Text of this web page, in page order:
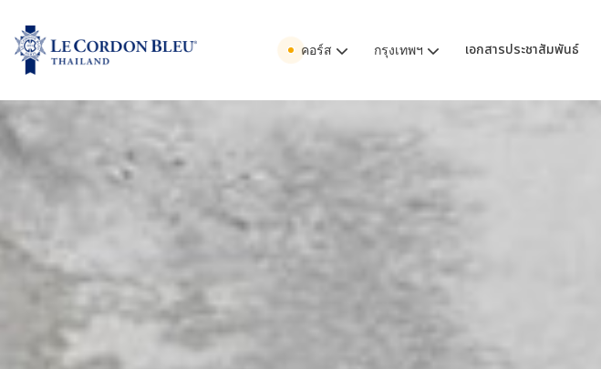
คอร์ส กรุงเทพฯ เอกสารประชาสัมพันธ์